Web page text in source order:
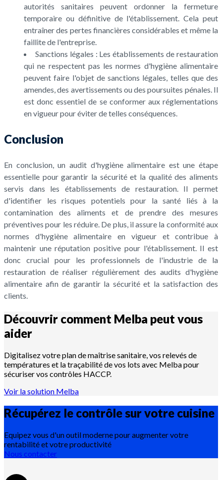
autorités sanitaires peuvent ordonner la fermeture
temporaire ou définitive de l'établissement. Cela peut
entraîner des pertes financières considérables et même la
faillite de l'entreprise.
Sanctions légales : Les établissements de restauration
qui ne respectent pas les normes d'hygiène alimentaire
peuvent faire l'objet de sanctions légales, telles que des
amendes, des avertissements ou des poursuites pénales. Il
est donc essentiel de se conformer aux réglementations
en vigueur pour éviter de telles conséquences.
Conclusion
En conclusion, un audit d'hygiène alimentaire est une étape
essentielle pour garantir la sécurité et la qualité des aliments
servis dans les établissements de restauration. Il permet
d'identifier les risques potentiels pour la santé liés à la
contamination des aliments et de prendre des mesures
préventives pour les réduire. De plus, il assure la conformité aux
normes d'hygiène alimentaire en vigueur et contribue à
maintenir une réputation positive pour l'établissement. Il est
donc crucial pour les professionnels de l'industrie de la
restauration de réaliser régulièrement des audits d'hygiène
alimentaire afin de garantir la sécurité et la satisfaction des
clients.
Découvrir comment Melba peut vous
aider
Digitalisez votre plan de maîtrise sanitaire, vos relevés de
températures et la traçabilité de vos lots avec Melba pour
sécuriser vos contrôles HACCP.
Voir la solution Melba
Récupérez le contrôle sur votre cuisine
Equipez vous d'un outil moderne pour augmenter votre
rentabilité et votre productivité
Nous contacter